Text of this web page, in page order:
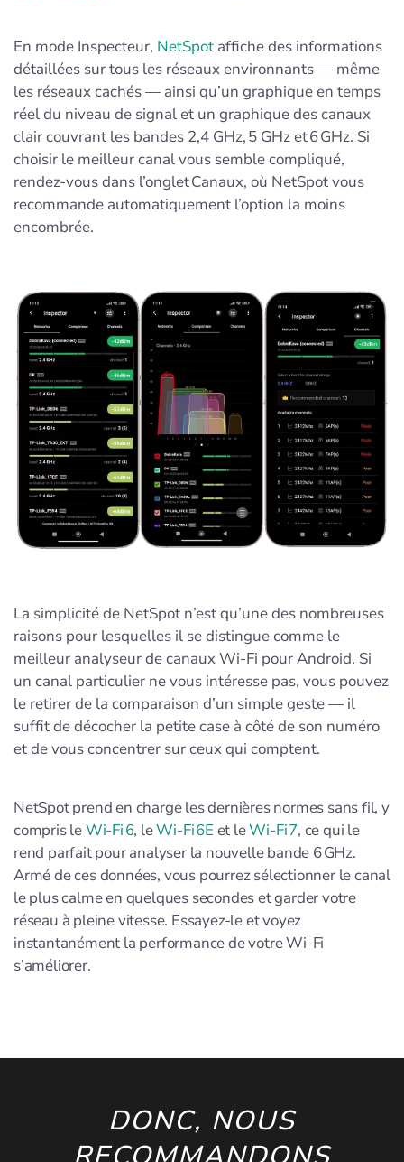
En mode Inspecteur, NetSpot affiche des informations
détaillées sur tous les réseaux environnants — même
les réseaux cachés — ainsi qu’un graphique en temps
réel du niveau de signal et un graphique des canaux
clair couvrant les bandes 2,4 GHz, 5 GHz et 6 GHz. Si
choisir le meilleur canal vous semble compliqué,
rendez-vous dans l’onglet Canaux, où NetSpot vous
recommande automatiquement l’option la moins
encombrée.
La simplicité de NetSpot n’est qu’une des nombreuses
raisons pour lesquelles il se distingue comme le
meilleur analyseur de canaux Wi‑Fi pour Android. Si
un canal particulier ne vous intéresse pas, vous pouvez
le retirer de la comparaison d’un simple geste — il
suffit de décocher la petite case à côté de son numéro
et de vous concentrer sur ceux qui comptent.
NetSpot prend en charge les dernières normes sans fil, y
compris leWi‑Fi 6, leWi‑Fi 6E et leWi‑Fi 7, ce qui le
rend parfait pour analyser la nouvelle bande 6 GHz.
Armé de ces données, vous pourrez sélectionner le canal
le plus calme en quelques secondes et garder votre
réseau à pleine vitesse. Essayez-le et voyez
instantanément la performance de votre Wi‑Fi
s’améliorer.
DONC, NOUS